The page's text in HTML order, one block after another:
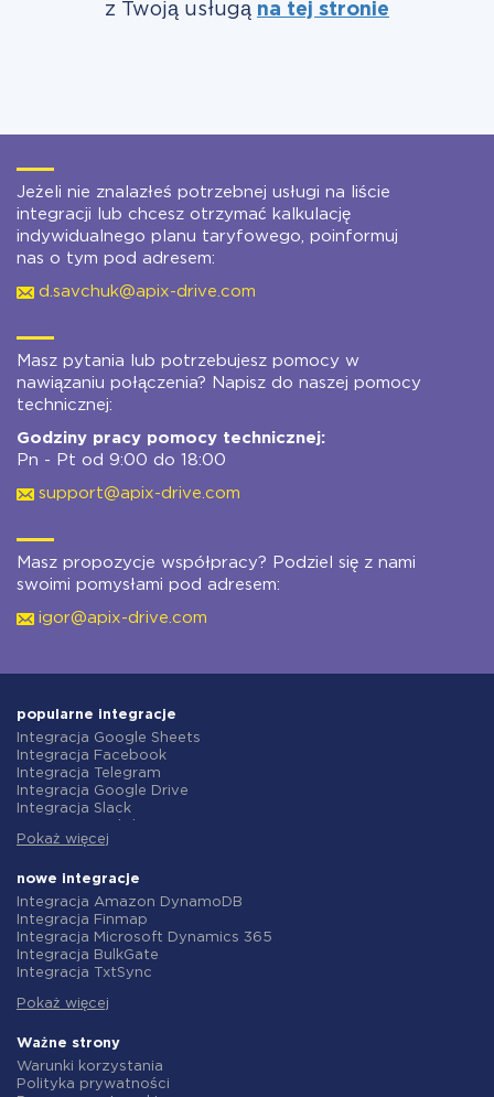
z Twoją usługą na tej stronie
Jeżeli nie znalazłeś potrzebnej usługi na liście
integracji lub chcesz otrzymać kalkulację
indywidualnego planu taryfowego, poinformuj
nas o tym pod adresem:
d.savchuk@apix-drive.com
Masz pytania lub potrzebujesz pomocy w
nawiązaniu połączenia? Napisz do naszej pomocy
technicznej:
Godziny pracy pomocy technicznej:
Pn - Pt od 9:00 do 18:00
support@apix-drive.com
Masz propozycje współpracy? Podziel się z nami
swoimi pomysłami pod adresem:
igor@apix-drive.com
popularne integracje
Integracja Google Sheets
Integracja Facebook
Integracja Telegram
Integracja Google Drive
Integracja Slack
Integracja Gmail
Integracja ClickUp
Integracja Airtable
Integracja Google Contacts
Integracja OpenAI (ChatGPT)
Integracja Instagram
Integracja ActiveCampaign
Integracja Salesforce CRM
Integracja Notion
Integracja AWeber
Integracja Asana
Pokaż więcej
nowe integracje
Integracja Amazon DynamoDB
Integracja Finmap
Integracja Microsoft Dynamics 365
Integracja BulkGate
Integracja TxtSync
Integracja Corezoid
Integracja Instasent
Integracja AtomPark
Integracja TXTImpact
Pokaż więcej
Ważne strony
Warunki korzystania
Polityka prywatności